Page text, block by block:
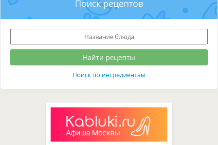
Поиск рецептов
Поиск по ингредиентам